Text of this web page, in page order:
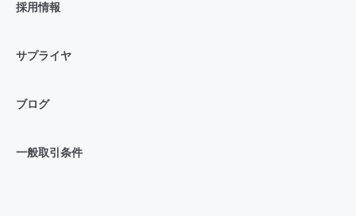
採用情報
サプライヤ
ブログ
一般取引条件